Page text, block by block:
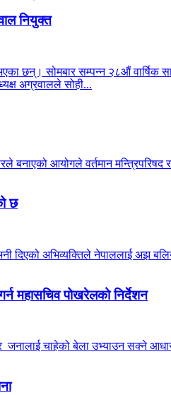
नियुक्त
छन्। सोमबार सम्पन्न २८औं वार्षिक
अग्रवालले सोही...
बनाएको आयोगले वर्तमान
छ
दिएको अभिव्यक्तिले नेपाललाई अझ
महासचिव पोखरेलको निर्देशन
चाहेको बेला उभ्याउन सक्ने